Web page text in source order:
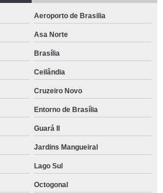
Aeroporto de Brasilia
Asa Norte
Brasília
Ceilândia
Cruzeiro Novo
Entorno de Brasília
Guará II
Jardins Mangueiral
Lago Sul
Octogonal